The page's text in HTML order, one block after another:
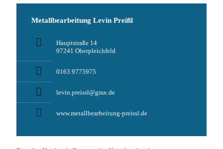
Metallbearbeitung Levin Preißl
Hauptstraße 14
97241 Oberpleichfeld
0163 9775975
levin.preissl@gmx.de
www.metallbearbeitung-preissl.de